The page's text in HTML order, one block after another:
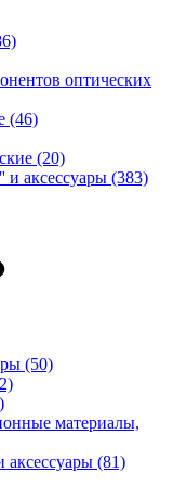
оптических
(46)
(20)
и аксессуары (383)
(50)
материалы,
аксессуары (81)